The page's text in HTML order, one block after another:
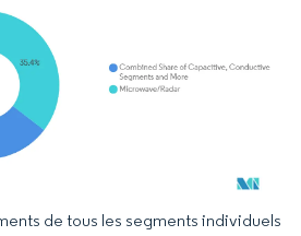
réutilisation nécessite une attribution sous CC BY
de tous les segments individuels